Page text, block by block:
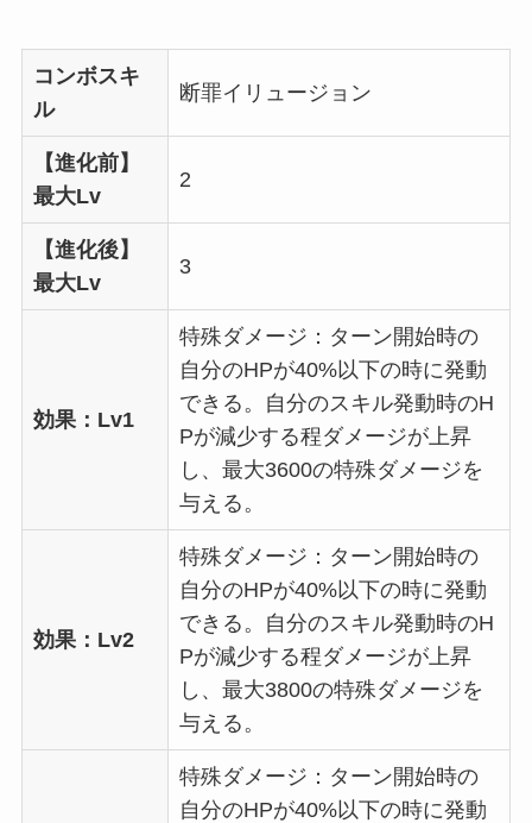
コンボスキ
ル
断罪イリュージョン
【進化前】
最大Lv
2
【進化後】
最大Lv
3
効果：Lv1
特殊ダメージ：ターン開始時の
自分のHPが40%以下の時に発動
できる。自分のスキル発動時のH
Pが減少する程ダメージが上昇
し、最大3600の特殊ダメージを
与える。
効果：Lv2
特殊ダメージ：ターン開始時の
自分のHPが40%以下の時に発動
できる。自分のスキル発動時のH
Pが減少する程ダメージが上昇
し、最大3800の特殊ダメージを
与える。
特殊ダメージ：ターン開始時の
自分のHPが40%以下の時に発動